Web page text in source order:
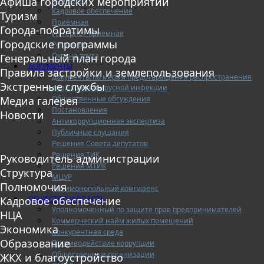
Кадровое обеспечение
Приемная
Интернет-приемная
Регламент
Охрана труда
ДОКУМЕНТЫ
Документы по мерам предотвращения распространения
новой коронавирусной инфекции
Общественные обсуждения
Постановления
Антикоррупционная экспертиза
Публичные слушания
Решения Совета депутатов
Решения ТИК
Решения МТИК
МЦУР
Антимонопольный комплаенс
ОБЩЕСТВО И ВЛАСТЬ
Уполномоченный по защите прав предпринимателей
Коммерческий найм жилых помещений
Конкурентная среда
Противодействие коррупции
Общественные организации
Туризм
Города-побратимы
Городские программы
Генеральный план города
Правила застройки и землепользования
Экстренные службы
Медиа галерея
Новости
Руководитель администрации
Структура
Полномочия
Кадровое обеспечение
НЦА
Экономика
Образование
ЖКХ и благоустройство